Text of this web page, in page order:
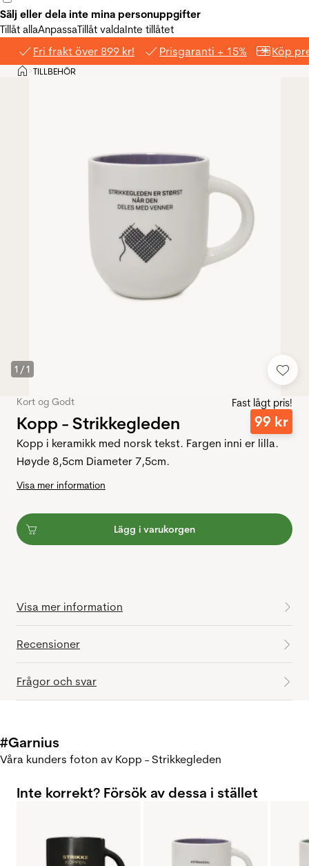
Sälj eller dela inte mina personuppgifter
Tillåt allaAnpassaTillåt valdaInte tillåtet
Fri frakt över 899 kr! Prisgaranti + 15% Köp
Hem
>TILLBEHÖR
1 /1
Kort og Godt
Kopp - Strikkegleden
Fast lågt pris!
99 kr
Kopp i keramikk med norsk tekst. Fargen inni er lilla.
Høyde 8,5cm Diameter 7,5cm.
Visa mer information
Lägg i varukorgen
Visa mer information
Recensioner
Frågor och svar
#Garnius
Våra kunders foton av Kopp - Strikkegleden
Inte korrekt? Försök av dessa i stället